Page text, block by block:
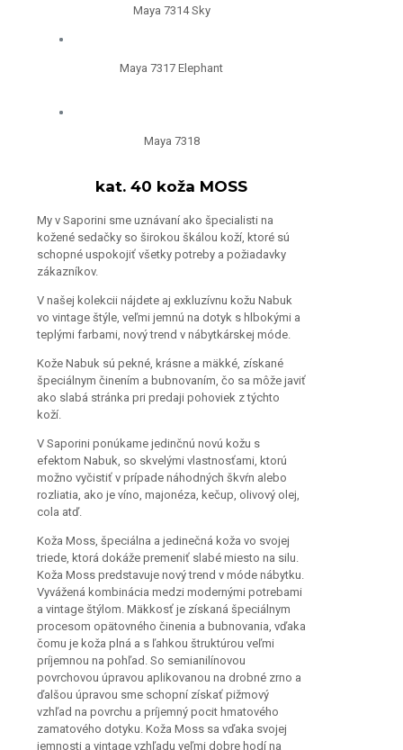
Maya 7314 Sky
Maya 7317 Elephant
Maya 7318
kat. 40 koža MOSS
My v Saporini sme uznávaní ako špecialisti na
kožené sedačky so širokou škálou koží, ktoré sú
schopné uspokojiť všetky potreby a požiadavky
zákazníkov.
V našej kolekcii nájdete aj exkluzívnu kožu Nabuk
vo vintage štýle, veľmi jemnú na dotyk s hlbokými a
teplými farbami, nový trend v nábytkárskej móde.
Kože Nabuk sú pekné, krásne a mäkké, získané
špeciálnym činením a bubnovaním, čo sa môže javiť
ako slabá stránka pri predaji pohoviek z týchto
koží.
V Saporini ponúkame jedinčnú novú kožu s
efektom Nabuk, so skvelými vlastnosťami, ktorú
možno vyčistiť v prípade náhodných škvŕn alebo
rozliatia, ako je víno, majonéza, kečup, olivový olej,
cola atď.
Koža Moss, špeciálna a jedinečná koža vo svojej
triede, ktorá dokáže premeniť slabé miesto na silu.
Koža Moss predstavuje nový trend v móde nábytku.
Vyvážená kombinácia medzi modernými potrebami
a vintage štýlom. Mäkkosť je získaná špeciálnym
procesom opätovného činenia a bubnovania, vďaka
čomu je koža plná a s ľahkou štruktúrou veľmi
príjemnou na pohľad. So semianilínovou
povrchovou úpravou aplikovanou na drobné zrno a
ďalšou úpravou sme schopní získať pižmový
vzhľad na povrchu a príjemný pocit hmatového
zamatového dotyku. Koža Moss sa vďaka svojej
jemnosti a vintage vzhľadu veľmi dobre hodí na